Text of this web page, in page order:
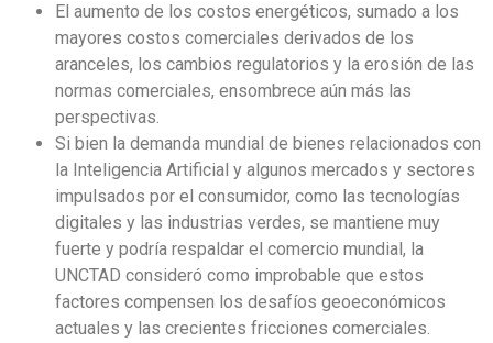
El aumento de los costos energéticos, sumado a los
mayores costos comerciales derivados de los
aranceles, los cambios regulatorios y la erosión de las
normas comerciales, ensombrece aún más las
perspectivas.
Si bien la demanda mundial de bienes relacionados con
la Inteligencia Artificial y algunos mercados y sectores
impulsados por el consumidor, como las tecnologías
digitales y las industrias verdes, se mantiene muy
fuerte y podría respaldar el comercio mundial, la
UNCTAD consideró como improbable que estos
factores compensen los desafíos geoeconómicos
actuales y las crecientes fricciones comerciales.